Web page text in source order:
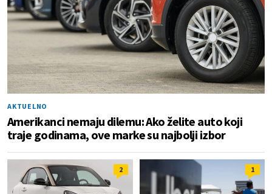
AKTUELNO
Amerikanci nemaju dilemu: Ako želite auto koji
traje godinama, ove marke su najbolji izbor
2 1